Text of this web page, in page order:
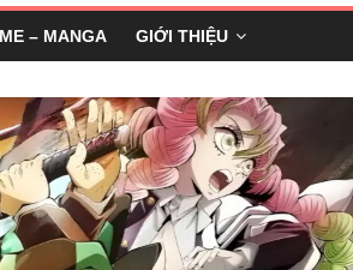
– MANGA GIỚI THIỆU